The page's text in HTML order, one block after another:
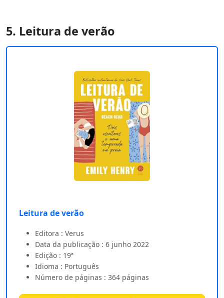
5. Leitura de verão
Leitura de verão
Editora : Verus
Data da publicação : 6 junho 2022
Edição : 19ª
Idioma : Português
Número de páginas : 364 páginas